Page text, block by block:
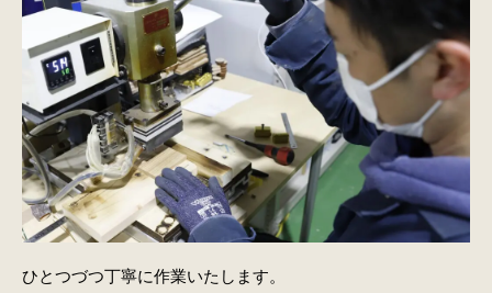
ひとつづつ丁寧に作業いたします。